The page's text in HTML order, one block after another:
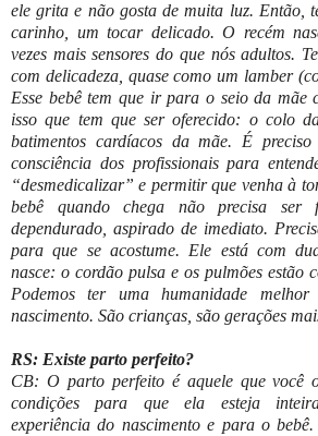
ele grita e não gosta de muita luz. Então,
carinho, um tocar delicado. O recém
vezes mais sensores do que nós adultos.
com delicadeza, quase como um lamber
Esse bebê tem que ir para o seio da mãe
isso que tem que ser oferecido: o colo
batimentos cardíacos da mãe. É
consciência dos profissionais para
“desmedicalizar” e permitir que venha à
bebê quando chega não precisa ser
dependurado, aspirado de imediato.
para que se acostume. Ele está com
nasce: o cordão pulsa e os pulmões estão
Podemos ter uma humanidade
nascimento. São crianças, são gerações
RS: Existe parto perfeito?
CB: O parto perfeito é aquele que você
condições para que ela esteja
experiência do nascimento e para o